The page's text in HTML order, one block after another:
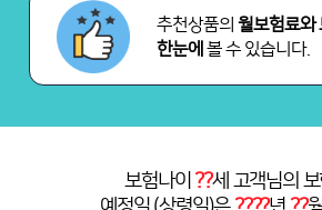
추천상품의월보험료와
한눈에볼 수 있습니다.
보험나이 ??세 고객님의